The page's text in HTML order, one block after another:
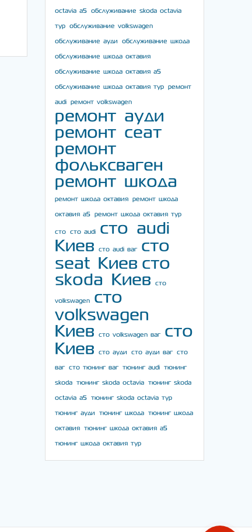
octavia a5 обслуживание skoda octavia
тур обслуживание volkswagen
обслуживание ауди обслуживание шкода
обслуживание шкода октавия
обслуживание шкода октавия а5
обслуживание шкода октавия тур ремонт
audi ремонт volkswagen
ремонт ауди
ремонт сеат
ремонт
фольксваген
ремонт шкода
ремонт шкода октавия ремонт шкода
октавия а5 ремонт шкода октавия тур
сто сто audi
сто audi
Киев
сто audi ваг
сто
seat Киев сто
skoda Киев
сто
volkswagen
сто
volkswagen
Киев
сто volkswagen ваг
сто
Киев
сто ауди сто ауди ваг сто
ваг сто тюнинг ваг тюнинг audi тюнинг
skoda тюнинг skoda octavia тюнинг skoda
octavia a5 тюнинг skoda octavia тур
тюнинг ауди тюнинг шкода тюнинг шкода
октавия тюнинг шкода октавия а5
тюнинг шкода октавия тур